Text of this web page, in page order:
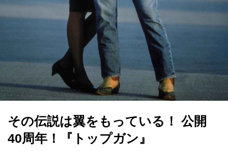
その伝説は翼をもっている！ 公開
40周年！『トップガン』